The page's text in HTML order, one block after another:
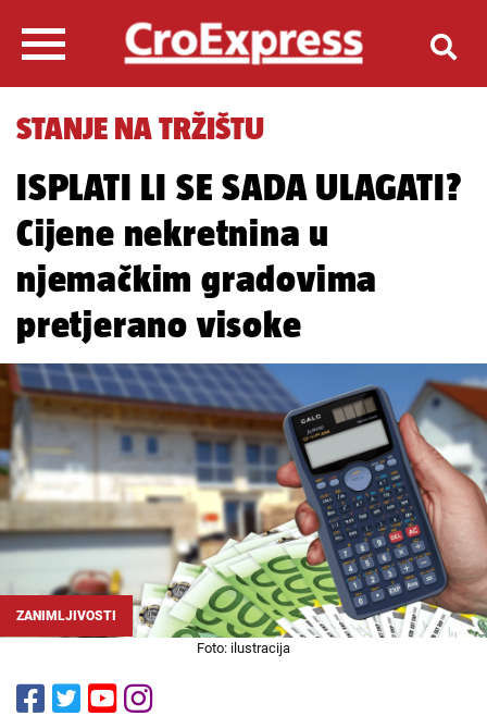
STANJE NA TRŽIŠTU
ISPLATI LI SE SADA ULAGATI?
Cijene nekretnina u
njemačkim gradovima
pretjerano visoke
ZANIMLJIVOSTI
Foto: ilustracija